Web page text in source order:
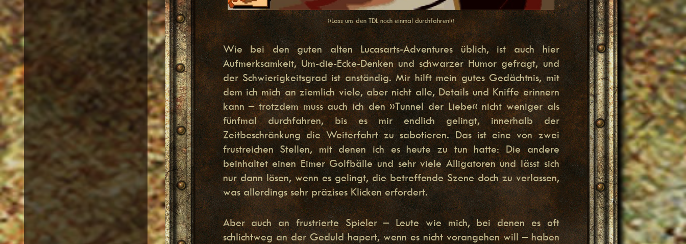
»Lass uns den TDL noch einmal durchfahren!«
Wie bei den guten alten Lucasarts-Adventures üblich, ist auch hier
Aufmerksamkeit, Um-die-Ecke-Denken und schwarzer Humor gefragt, und
der Schwierigkeitsgrad ist anständig. Mir hilft mein gutes Gedächtnis, mit
dem ich mich an ziemlich viele, aber nicht alle, Details und Kniffe erinnern
kann – trotzdem muss auch ich den »Tunnel der Liebe« nicht weniger als
fünfmal durchfahren, bis es mir endlich gelingt, innerhalb der
Zeitbeschränkung die Weiterfahrt zu sabotieren. Das ist eine von zwei
frustreichen Stellen, mit denen ich es heute zu tun hatte: Die andere
beinhaltet einen Eimer Golfbälle und sehr viele Alligatoren und lässt sich
nur dann lösen, wenn es gelingt, die betreffende Szene doch zu verlassen,
was allerdings sehr präzises Klicken erfordert.
Aber auch an frustrierte Spieler – Leute wie mich, bei denen es oft
schlichtweg an der Geduld hapert, wenn es nicht vorangehen will – haben